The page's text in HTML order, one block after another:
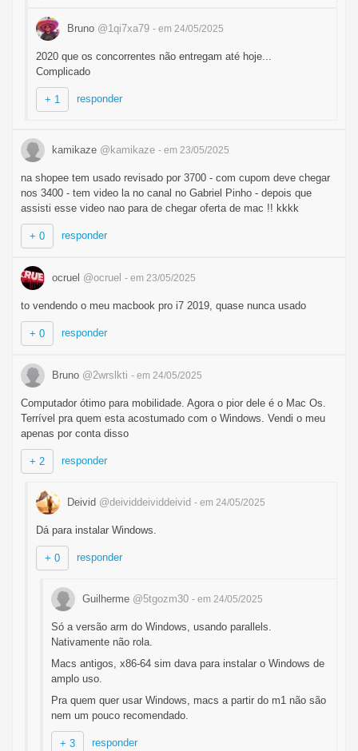
Bruno @1qi7xa79 - em 24/05/2025
2020 que os concorrentes não entregam até hoje...
Complicado
+ 1 responder
kamikaze @kamikaze - em 23/05/2025
na shopee tem usado revisado por 3700 - com cupom deve chegar
nos 3400 - tem video la no canal no Gabriel Pinho - depois que
assisti esse video nao para de chegar oferta de mac !! kkkk
+ 0 responder
ocruel @ocruel - em 23/05/2025
to vendendo o meu macbook pro i7 2019, quase nunca usado
+ 0 responder
Bruno @2wrslkti - em 24/05/2025
Computador ótimo para mobilidade. Agora o pior dele é o Mac Os.
Terrível pra quem esta acostumado com o Windows. Vendi o meu
apenas por conta disso
+ 2 responder
Deivid @deividdeividdeivid - em 24/05/2025
Dá para instalar Windows.
+ 0 responder
Guilherme @5tgozm30 - em 24/05/2025
Só a versão arm do Windows, usando parallels.
Nativamente não rola.
Macs antigos, x86-64 sim dava para instalar o Windows de
amplo uso.
Pra quem quer usar Windows, macs a partir do m1 não são
nem um pouco recomendado.
+ 3 responder